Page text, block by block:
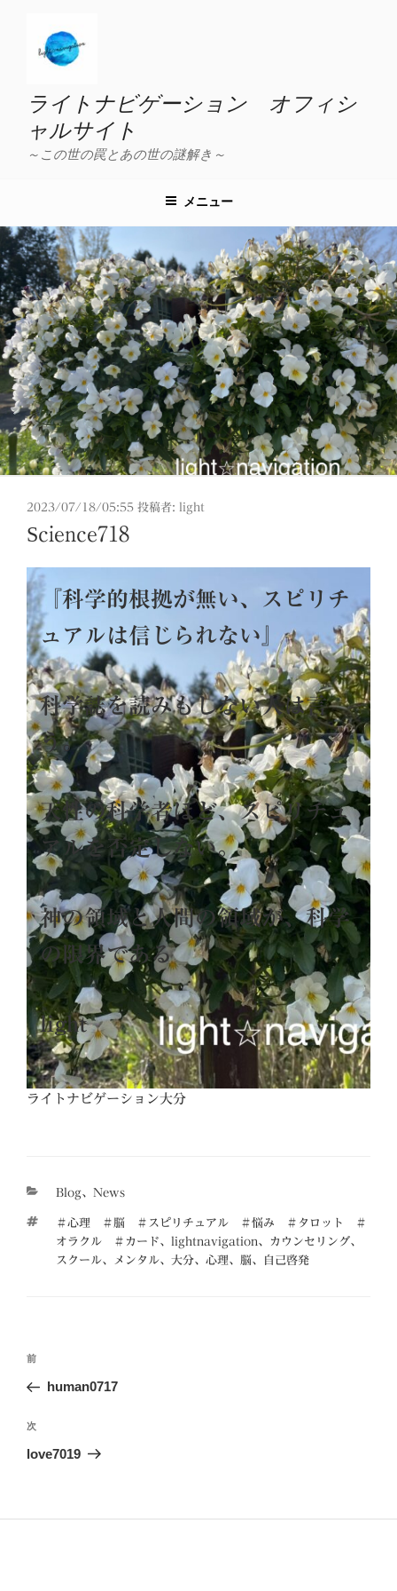
ライトナビゲーション オフィシ
ャルサイト
～この世の罠とあの世の謎解き～
メニュー
投
稿
日:
2023/07/18/05:55 投稿者: light
Science718
『科学的根拠が無い、スピリチ
ュアルは信じられない』
科学誌を読みもしない人は言
う。
天性の科学者ほど、スピリチュ
アルを否定しない。
神の領域と人間の領域が、科学
の限界である
light
ライトナビゲーション大分
カ
ゴ
リ
ー
Blog、 News
タ
グ
＃心理 ＃脳 ＃スピリチュアル ＃悩み ＃タロット ＃
オラクル ＃カード、 lightnavigation、 カウンセリング、
スクール、 メンタル、 大分、 心理、 脳、 自己啓発
投
ビ
ゲ
前
の
稿
前
human0717
次
の
次
love7019